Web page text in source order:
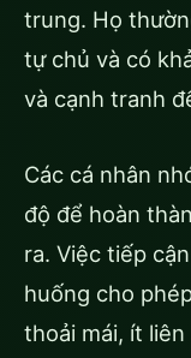
trung. Họ
tự chủ và có
và cạnh tranh
Các cá nhân
độ để hoàn
ra. Việc tiếp
huống cho
thoải mái, ít